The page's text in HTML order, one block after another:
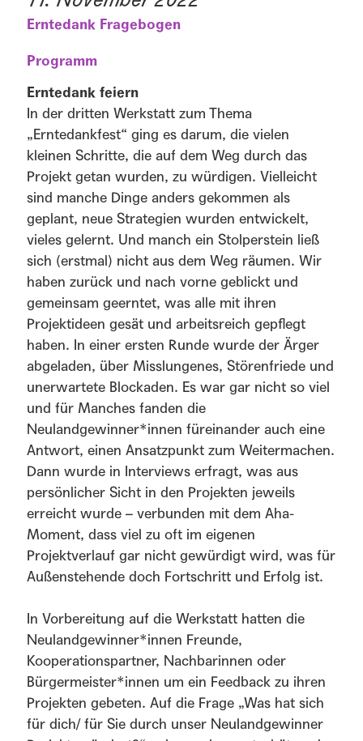
Erntedank feiern
In der dritten Werkstatt zum Thema
„Erntedankfest“ ging es darum, die vielen
kleinen Schritte, die auf dem Weg durch das
Projekt getan wurden, zu würdigen. Vielleicht
sind manche Dinge anders gekommen als
geplant, neue Strategien wurden entwickelt,
vieles gelernt. Und manch ein Stolperstein ließ
sich (erstmal) nicht aus dem Weg räumen. Wir
haben zurück und nach vorne geblickt und
gemeinsam geerntet, was alle mit ihren
Projektideen gesät und arbeitsreich gepflegt
haben. In einer ersten Runde wurde der Ärger
abgeladen, über Misslungenes, Störenfriede und
unerwartete Blockaden. Es war gar nicht so viel
und für Manches fanden die
Neulandgewinner*innen füreinander auch eine
Antwort, einen Ansatzpunkt zum Weitermachen.
Dann wurde in Interviews erfragt, was aus
persönlicher Sicht in den Projekten jeweils
erreicht wurde – verbunden mit dem Aha-
Moment, dass viel zu oft im eigenen
Projektverlauf gar nicht gewürdigt wird, was für
Außenstehende doch Fortschritt und Erfolg ist.
In Vorbereitung auf die Werkstatt hatten die
Neulandgewinner*innen Freunde,
Kooperationspartner, Nachbarinnen oder
Bürgermeister*innen um ein Feedback zu ihren
Projekten gebeten. Auf die Frage „Was hat sich
für dich/ für Sie durch unser Neulandgewinner
Erntedank Fragebogen
Programm